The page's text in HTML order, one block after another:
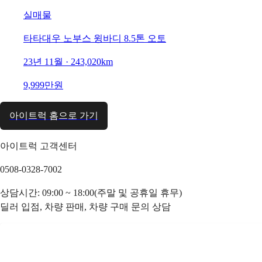
실매물
타타대우 노부스 윙바디 8.5톤 오토
23년 11월 · 243,020km
9,999만원
아이트럭 홈으로 가기
아이트럭 고객센터
0508-0328-7002
상담시간: 09:00 ~ 18:00(주말 및 공휴일 휴무)
딜러 입점, 차량 판매, 차량 구매 문의 상담